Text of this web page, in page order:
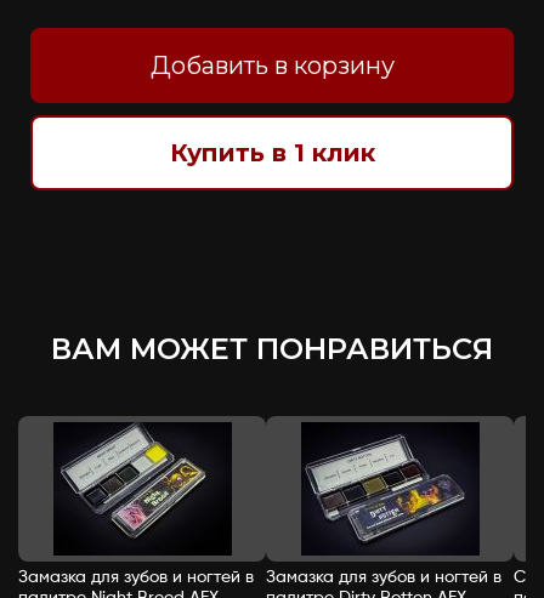
Добавить в корзину
Купить в 1 клик
ВАМ МОЖЕТ ПОНРАВИТЬСЯ
Замазка для зубов и ногтей в
Замазка для зубов и ногтей в